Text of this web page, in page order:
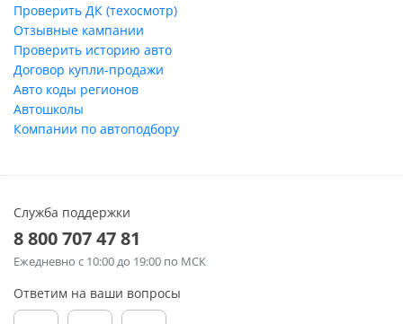
Проверить ДК (техосмотр)
Отзывные кампании
Проверить историю авто
Договор купли-продажи
Авто коды регионов
Автошколы
Компании по автоподбору
Служба поддержки
8 800 707 47 81
Ежедневно с 10:00 до 19:00 по МСК
Ответим на ваши вопросы